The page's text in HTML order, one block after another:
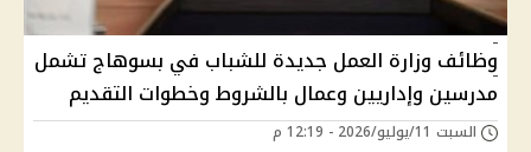
وظائف وزارة العمل جديدة للشباب في بسوهاج تشمل
مدرسين وإداريين وعمال بالشروط وخطوات التقديم
السبت 11/يوليو/2026 - 12:19 م